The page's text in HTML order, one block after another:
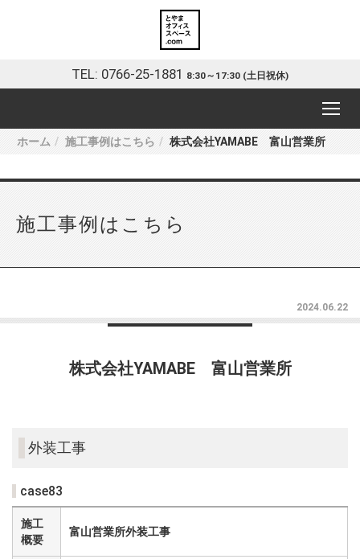
TEL: 0766-25-1881 8:30～17:30 (土日祝休)
ホーム 施工事例はこちら 株式会社YAMABE 富山営業所
施工事例はこちら
2024.06.22
株式会社YAMABE 富山営業所
外装工事
case83
施工
概要
富山営業所外装工事